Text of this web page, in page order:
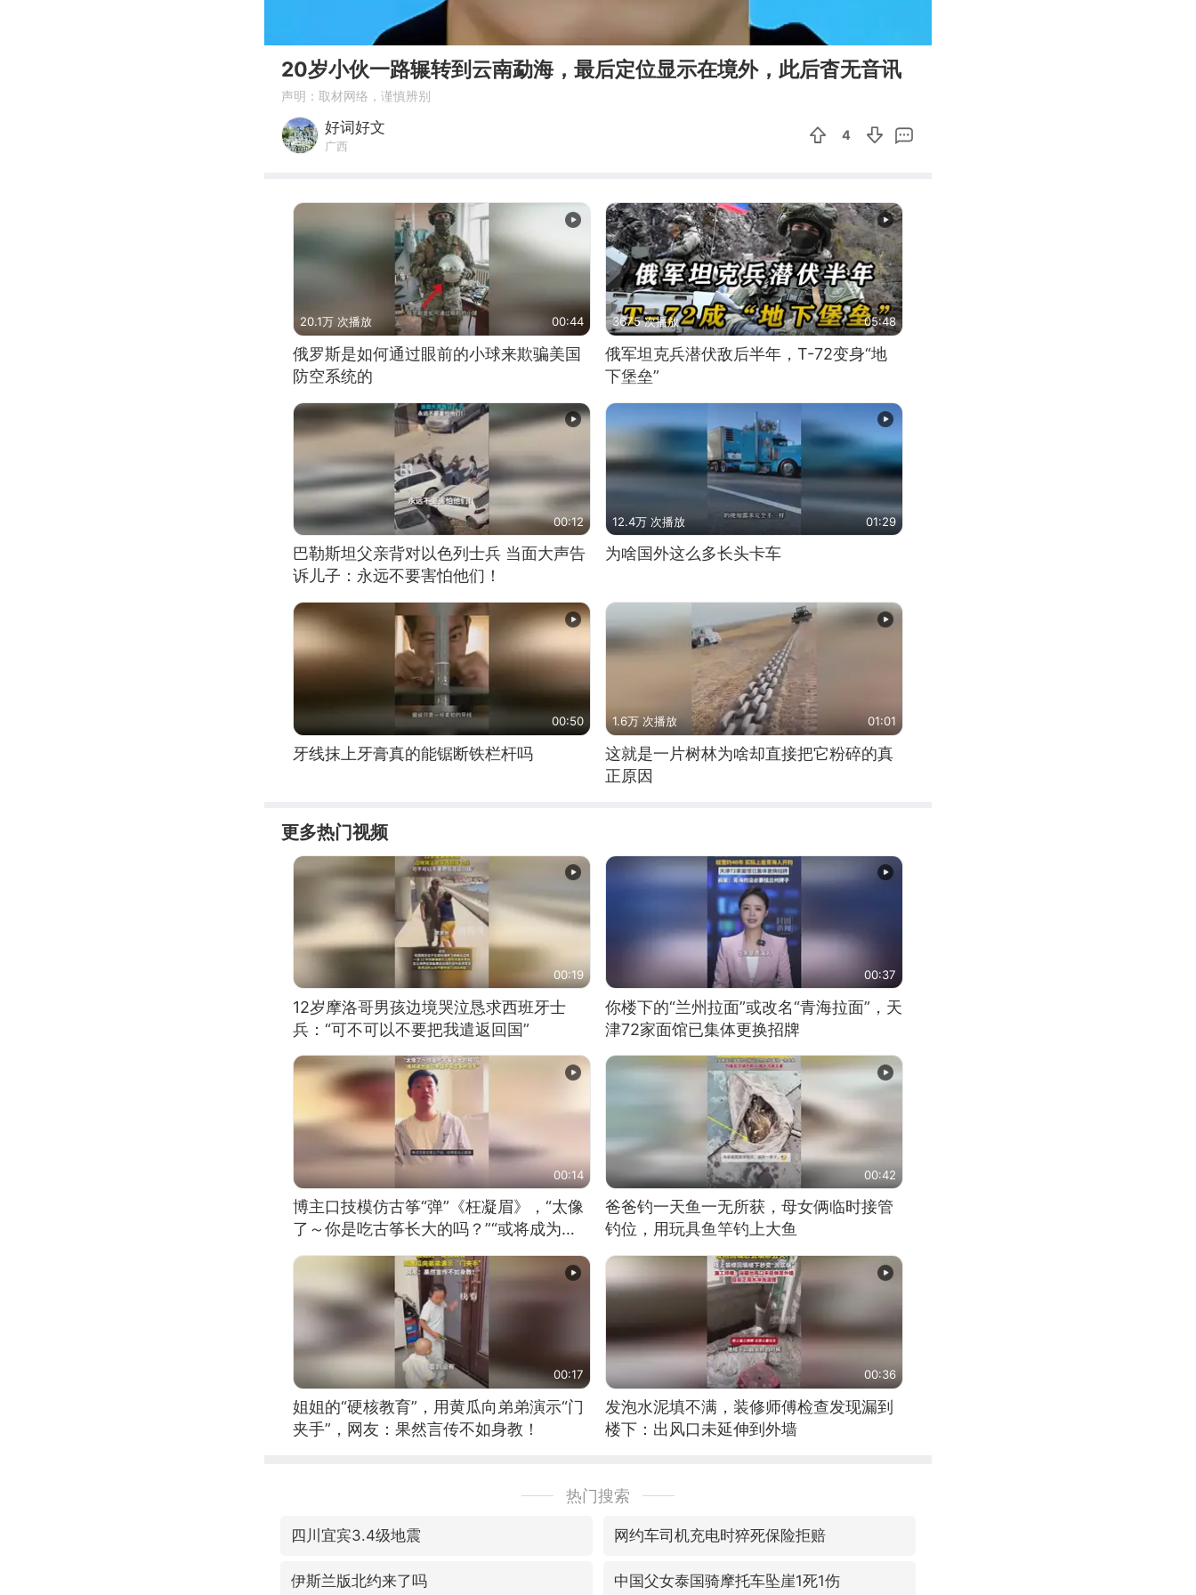
20岁小伙一路辗转到云南勐海，最后定位显示在境外，此后杳无音讯
声明：取材网络，谨慎辨别
好词好文
广西
4
20.1万 次播放 00:44
俄罗斯是如何通过眼前的小球来欺骗美国
防空系统的
3675 次播放 05:48
俄军坦克兵潜伏敌后半年，T-72变身“地
下堡垒”
00:12
巴勒斯坦父亲背对以色列士兵 当面大声告
诉儿子：永远不要害怕他们！
12.4万 次播放 01:29
为啥国外这么多长头卡车
00:50
牙线抹上牙膏真的能锯断铁栏杆吗
1.6万 次播放 01:01
这就是一片树林为啥却直接把它粉碎的真
正原因
更多热门视频
00:19
12岁摩洛哥男孩边境哭泣恳求西班牙士
兵：“可不可以不要把我遣返回国”
00:37
你楼下的“兰州拉面”或改名“青海拉面”，天
津72家面馆已集体更换招牌
00:14
博主口技模仿古筝“弹”《枉凝眉》，“太像
了～你是吃古筝长大的吗？”“或将成为首
位考级不带古筝的选手。”（来源：新华每
00:42
爸爸钓一天鱼一无所获，母女俩临时接管
钓位，用玩具鱼竿钓上大鱼
00:17
姐姐的“硬核教育”，用黄瓜向弟弟演示“门
夹手”，网友：果然言传不如身教！
00:36
发泡水泥填不满，装修师傅检查发现漏到
楼下：出风口未延伸到外墙
热门搜索
四川宜宾3.4级地震 网约车司机充电时猝死保险拒赔
伊斯兰版北约来了吗 中国父女泰国骑摩托车坠崖1死1伤